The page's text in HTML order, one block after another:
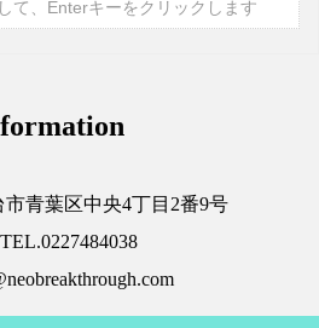
青葉区中央4丁目2番9号
TEL.0227484038